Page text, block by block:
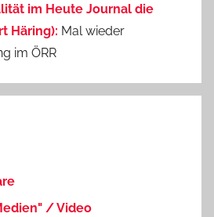
im Heute Journal die
Häring): Mal wieder
im ÖRR
/ Video